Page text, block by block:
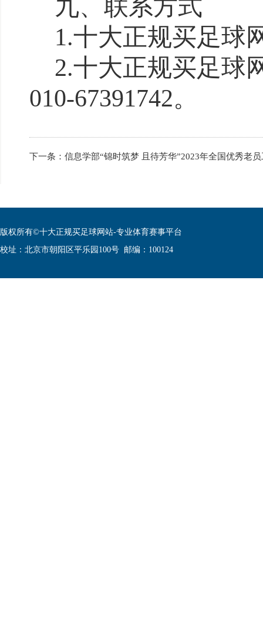
九、联系方式
1.十大正规买足球
2.十大正规买足球
010-67391742。
下一条： 信息学部“锦时筑梦 且待芳华”2023年全国优秀老
版权所有©十大正规买足球网站-专业体育赛事平台
校址：北京市朝阳区平乐园100号 邮编：100124